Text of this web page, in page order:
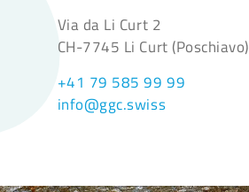
Via da Li Curt 2
CH-7745 Li Curt (Poschiavo)
+41 79 585 99 99
info@ggc.swiss